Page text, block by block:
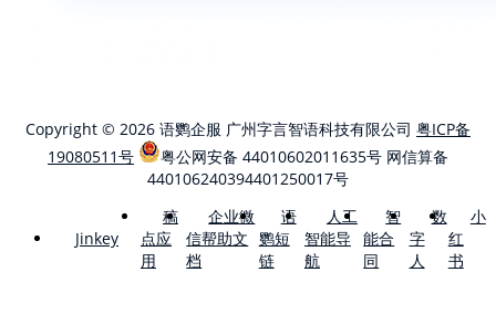
Copyright © 2026 语鹦企服 广州字言智语科技有限公司 粤ICP备
19080511号
粤公网安备 44010602011635号 网信算备
440106240394401250017号
Jinkey
稿
点应
用
企业微
信帮助文
档
语
鹦短
链
人工
智能导
航
智
能合
同
数
字
人
小
红
书